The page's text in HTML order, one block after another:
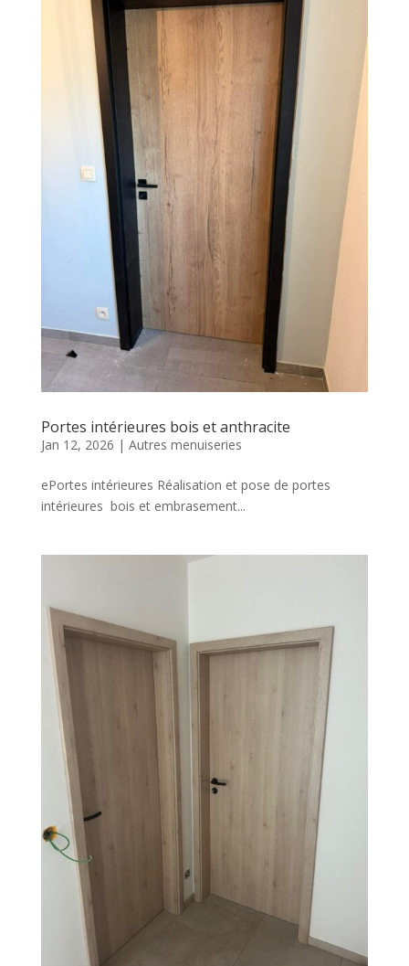
Portes intérieures bois et anthracite
Jan 12, 2026 | Autres menuiseries
ePortes intérieures Réalisation et pose de portes
intérieures bois et embrasement...